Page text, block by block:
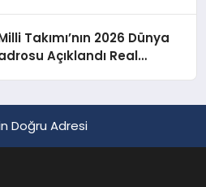
Takımı’nın 2026 Dünya
Açıklandı Real
Doğru Adresi